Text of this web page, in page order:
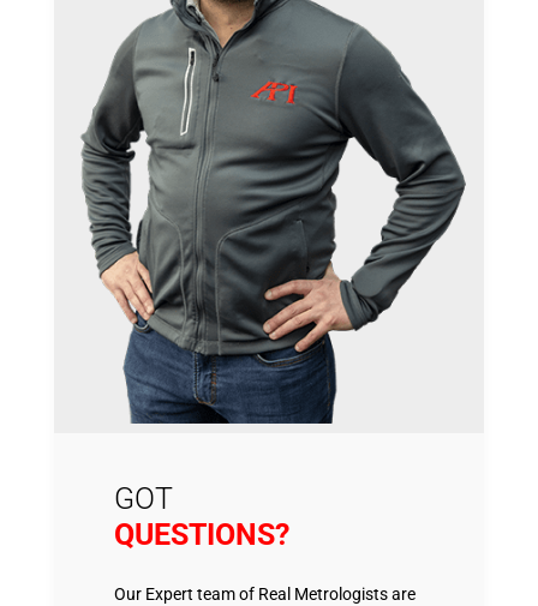
GOT
QUESTIONS?
Our Expert team of Real Metrologists are